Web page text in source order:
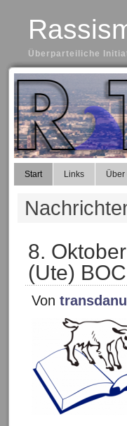
Überparteiliche
Start Links Über
8.
(Ute)
Von